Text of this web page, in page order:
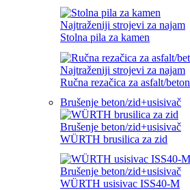
Najtraženiji strojevi za najam
Stolna pila za kamen
Najtraženiji strojevi za najam
Ručna rezačica za asfalt/beton
Brušenje beton/zid+usisivač
Brušenje beton/zid+usisivač
WÜRTH brusilica za zid
Brušenje beton/zid+usisivač
WÜRTH usisivac ISS40-M